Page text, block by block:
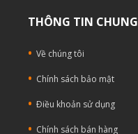
THÔNG TIN CHUNG
Về chúng tôi
Chính sách bảo mật
Ðiều khoản sử dụng
Chính sách bán hàng